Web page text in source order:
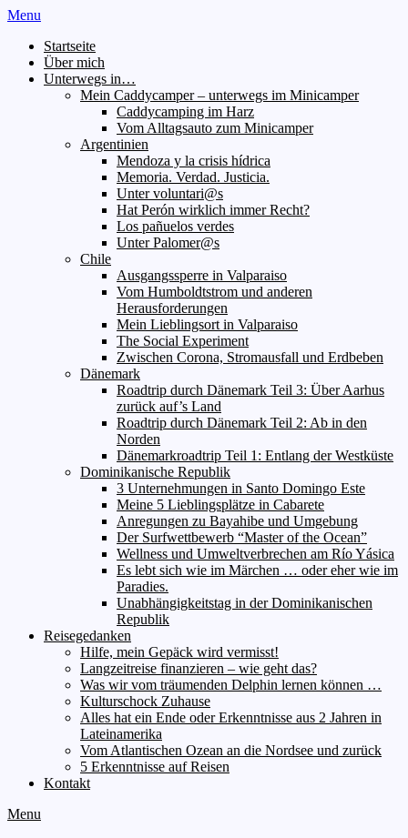
Menu
Startseite
Über mich
Unterwegs in…
Mein Caddycamper – unterwegs im Minicamper
Caddycamping im Harz
Vom Alltagsauto zum Minicamper
Argentinien
Mendoza y la crisis hídrica
Memoria. Verdad. Justicia.
Unter voluntari@s
Hat Perón wirklich immer Recht?
Los pañuelos verdes
Unter Palomer@s
Chile
Ausgangssperre in Valparaiso
Vom Humboldtstrom und anderen
Herausforderungen
Mein Lieblingsort in Valparaiso
The Social Experiment
Zwischen Corona, Stromausfall und Erdbeben
Dänemark
Roadtrip durch Dänemark Teil 3: Über Aarhus
zurück auf’s Land
Roadtrip durch Dänemark Teil 2: Ab in den
Norden
Dänemarkroadtrip Teil 1: Entlang der Westküste
Dominikanische Republik
3 Unternehmungen in Santo Domingo Este
Meine 5 Lieblingsplätze in Cabarete
Anregungen zu Bayahibe und Umgebung
Der Surfwettbewerb “Master of the Ocean”
Wellness und Umweltverbrechen am Río Yásica
Es lebt sich wie im Märchen … oder eher wie im
Paradies.
Unabhängigkeitstag in der Dominikanischen
Republik
Reisegedanken
Hilfe, mein Gepäck wird vermisst!
Langzeitreise finanzieren – wie geht das?
Was wir vom träumenden Delphin lernen können …
Kulturschock Zuhause
Alles hat ein Ende oder Erkenntnisse aus 2 Jahren in
Lateinamerika
Vom Atlantischen Ozean an die Nordsee und zurück
5 Erkenntnisse auf Reisen
Kontakt
Menu